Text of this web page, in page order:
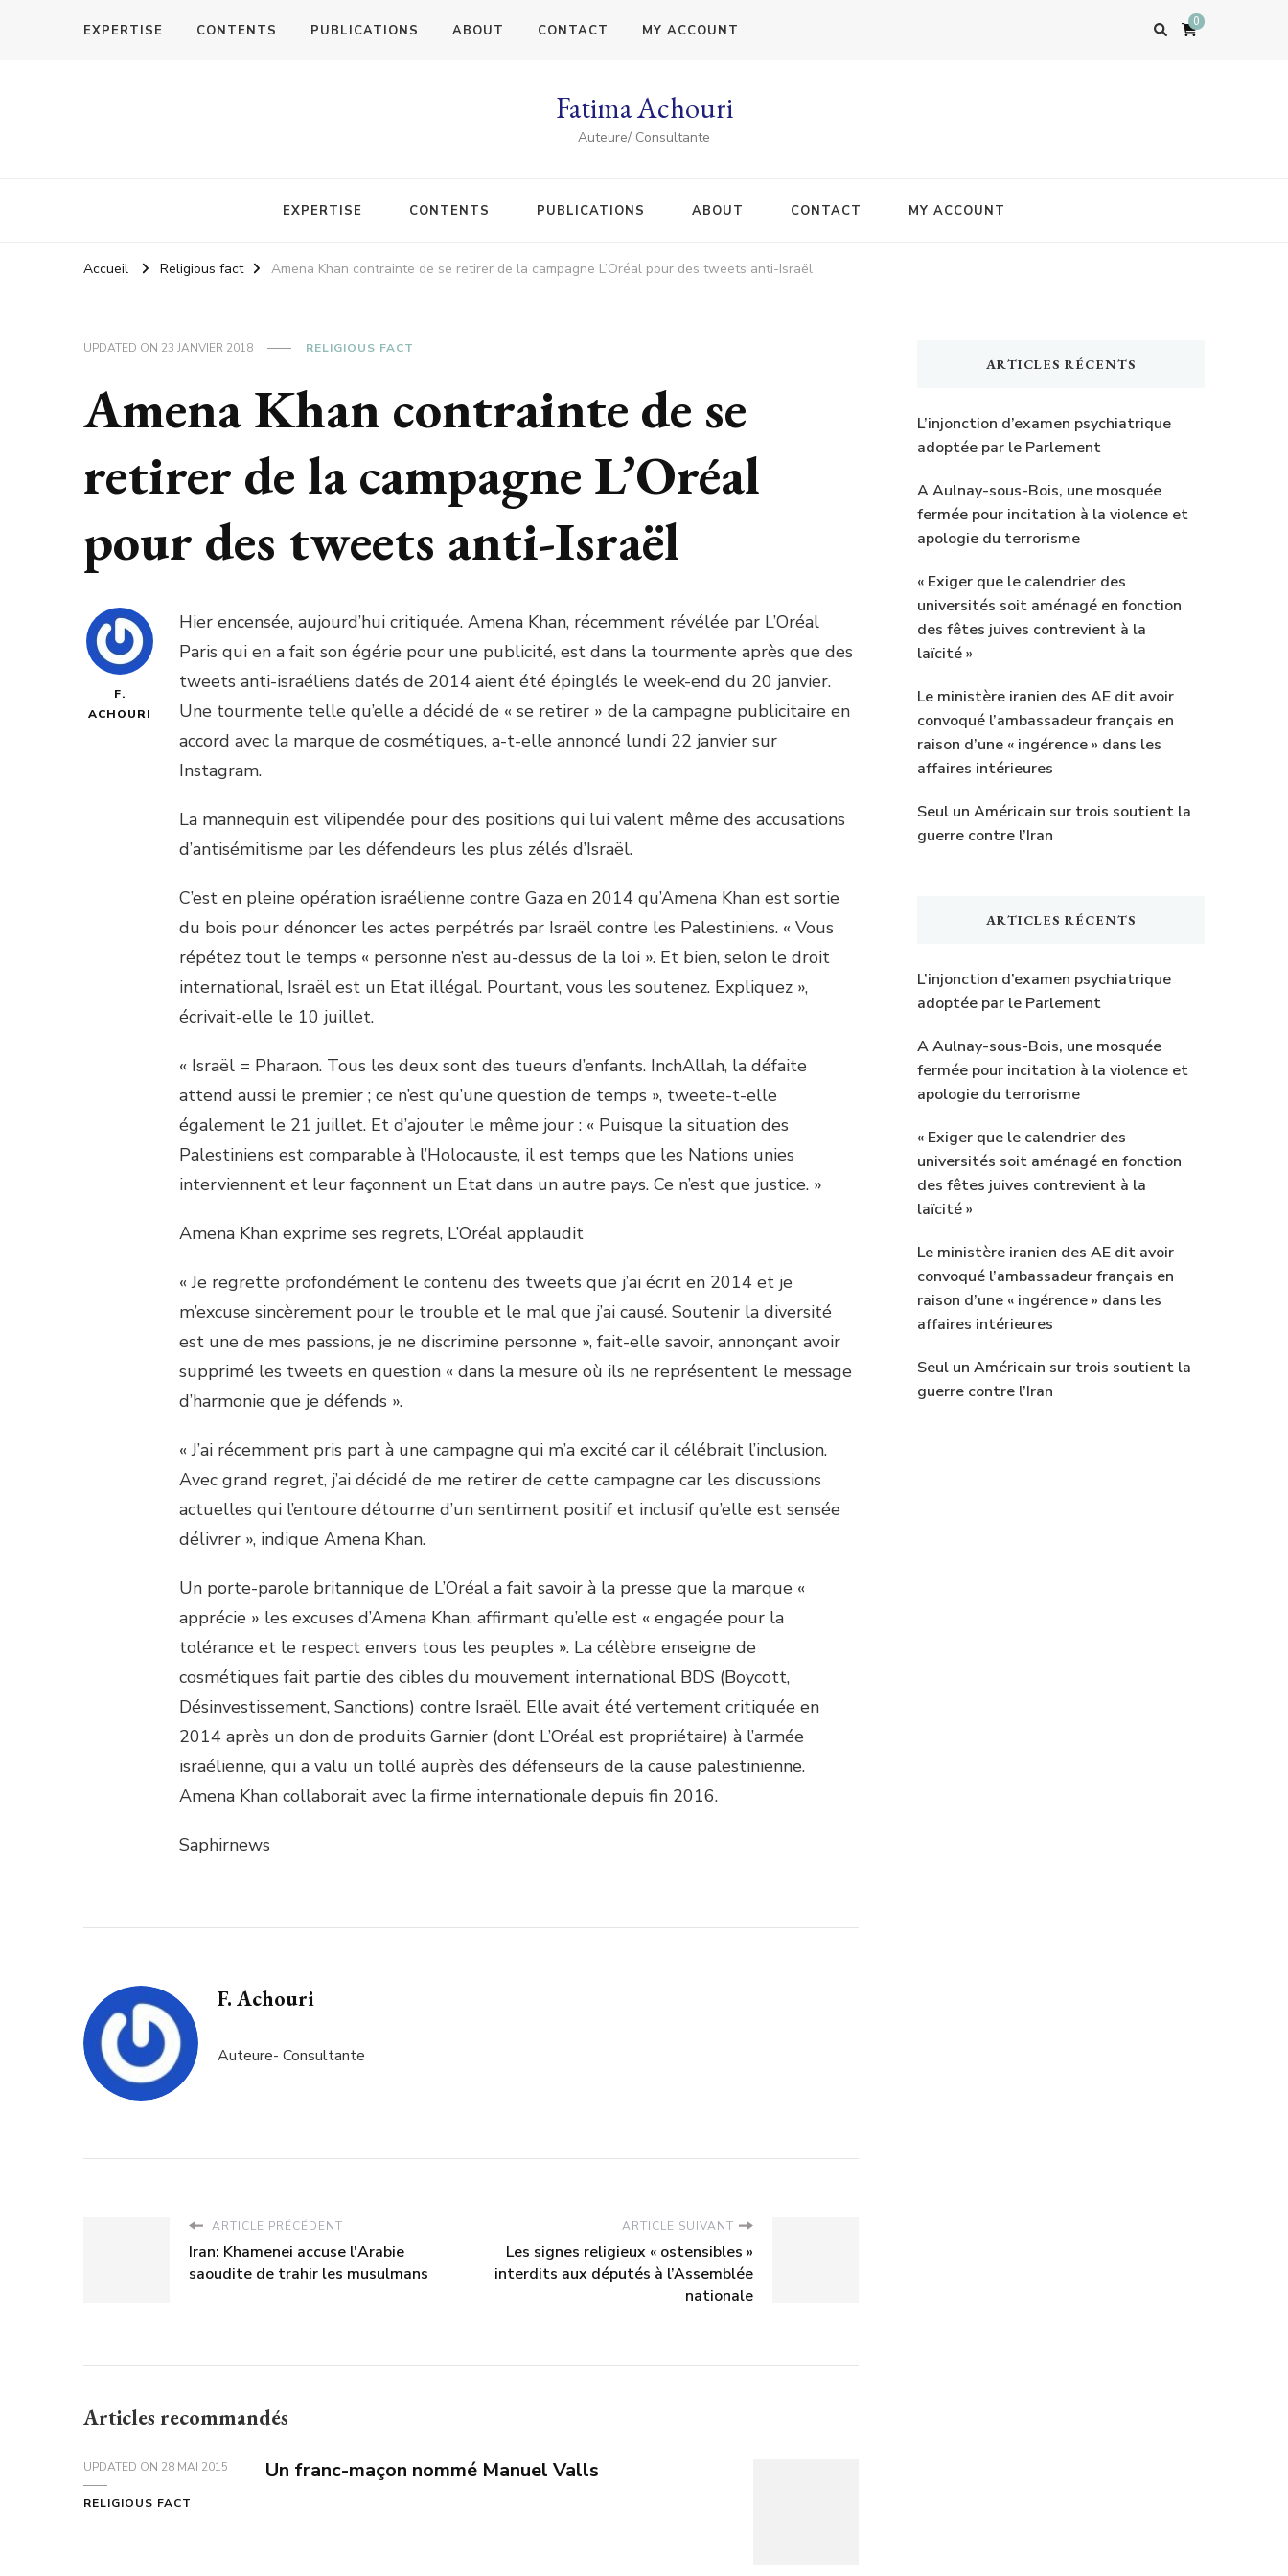
EXPERTISE CONTENTS PUBLICATIONS ABOUT CONTACT MY ACCOUNT
0
Fatima Achouri
Auteure/ Consultante
EXPERTISE CONTENTS PUBLICATIONS ABOUT CONTACT MY ACCOUNT
Accueil Religious fact Amena Khan contrainte de se retirer de la campagne L’Oréal pour des tweets anti-Israël
UPDATED ON 23 JANVIER 2018 RELIGIOUS FACT
Amena Khan contrainte de se
retirer de la campagne L’Oréal
pour des tweets anti-Israël
F.
ACHOURI
Hier encensée, aujourd’hui critiquée. Amena Khan, récemment révélée par L’Oréal
Paris qui en a fait son égérie pour une publicité, est dans la tourmente après que des
tweets anti-israéliens datés de 2014 aient été épinglés le week-end du 20 janvier.
Une tourmente telle qu’elle a décidé de « se retirer » de la campagne publicitaire en
accord avec la marque de cosmétiques, a-t-elle annoncé lundi 22 janvier sur
Instagram.
La mannequin est vilipendée pour des positions qui lui valent même des accusations
d’antisémitisme par les défendeurs les plus zélés d’Israël.
C’est en pleine opération israélienne contre Gaza en 2014 qu’Amena Khan est sortie
du bois pour dénoncer les actes perpétrés par Israël contre les Palestiniens. « Vous
répétez tout le temps « personne n’est au-dessus de la loi ». Et bien, selon le droit
international, Israël est un Etat illégal. Pourtant, vous les soutenez. Expliquez »,
écrivait-elle le 10 juillet.
« Israël = Pharaon. Tous les deux sont des tueurs d’enfants. InchAllah, la défaite
attend aussi le premier ; ce n’est qu’une question de temps », tweete-t-elle
également le 21 juillet. Et d’ajouter le même jour : « Puisque la situation des
Palestiniens est comparable à l’Holocauste, il est temps que les Nations unies
interviennent et leur façonnent un Etat dans un autre pays. Ce n’est que justice. »
Amena Khan exprime ses regrets, L’Oréal applaudit
« Je regrette profondément le contenu des tweets que j’ai écrit en 2014 et je
m’excuse sincèrement pour le trouble et le mal que j’ai causé. Soutenir la diversité
est une de mes passions, je ne discrimine personne », fait-elle savoir, annonçant avoir
supprimé les tweets en question « dans la mesure où ils ne représentent le message
d’harmonie que je défends ».
« J’ai récemment pris part à une campagne qui m’a excité car il célébrait l’inclusion.
Avec grand regret, j’ai décidé de me retirer de cette campagne car les discussions
actuelles qui l’entoure détourne d’un sentiment positif et inclusif qu’elle est sensée
délivrer », indique Amena Khan.
Un porte-parole britannique de L’Oréal a fait savoir à la presse que la marque «
apprécie » les excuses d’Amena Khan, affirmant qu’elle est « engagée pour la
tolérance et le respect envers tous les peuples ». La célèbre enseigne de
cosmétiques fait partie des cibles du mouvement international BDS (Boycott,
Désinvestissement, Sanctions) contre Israël. Elle avait été vertement critiquée en
2014 après un don de produits Garnier (dont L’Oréal est propriétaire) à l’armée
israélienne, qui a valu un tollé auprès des défenseurs de la cause palestinienne.
Amena Khan collaborait avec la firme internationale depuis fin 2016.
Saphirnews
F. Achouri
Auteure- Consultante
ARTICLE PRÉCÉDENT
Iran: Khamenei accuse l'Arabie
saoudite de trahir les musulmans
ARTICLE SUIVANT
Les signes religieux « ostensibles »
interdits aux députés à l’Assemblée
nationale
Articles recommandés
UPDATED ON 28 MAI 2015
RELIGIOUS FACT
Un franc-maçon nommé Manuel Valls
ARTICLES RÉCENTS
L’injonction d’examen psychiatrique
adoptée par le Parlement
A Aulnay-sous-Bois, une mosquée
fermée pour incitation à la violence et
apologie du terrorisme
« Exiger que le calendrier des
universités soit aménagé en fonction
des fêtes juives contrevient à la
laïcité »
Le ministère iranien des AE dit avoir
convoqué l’ambassadeur français en
raison d’une « ingérence » dans les
affaires intérieures
Seul un Américain sur trois soutient la
guerre contre l’Iran
ARTICLES RÉCENTS
L’injonction d’examen psychiatrique
adoptée par le Parlement
A Aulnay-sous-Bois, une mosquée
fermée pour incitation à la violence et
apologie du terrorisme
« Exiger que le calendrier des
universités soit aménagé en fonction
des fêtes juives contrevient à la
laïcité »
Le ministère iranien des AE dit avoir
convoqué l’ambassadeur français en
raison d’une « ingérence » dans les
affaires intérieures
Seul un Américain sur trois soutient la
guerre contre l’Iran